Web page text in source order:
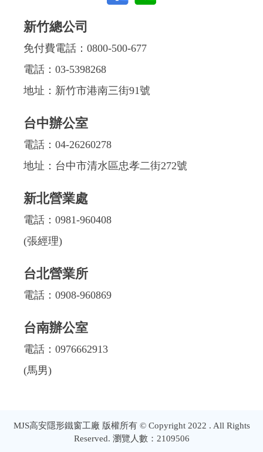
新竹總公司
免付費電話： 0800-500-677
電話： 03-5398268
地址：新竹市港南三街91號
台中辦公室
電話： 04-26260278
地址：台中市清水區忠孝二街272號
新北營業處
電話： 0981-960408
(張經理)
台北營業所
電話： 0908-960869
台南辦公室
電話： 0976662913
(馬男)
MJS高安隱形鐵窗工廠 版權所有 © Copyright 2022 . All Rights
Reserved. 瀏覽人數：2109506